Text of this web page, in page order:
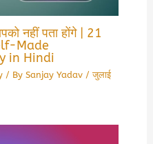
नहीं पता होंगे | 21
Made
in Hindi
/ By Sanjay Yadav /जुलाई